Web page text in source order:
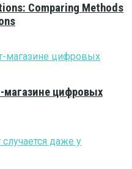
Comparing Methods
магазине цифровых